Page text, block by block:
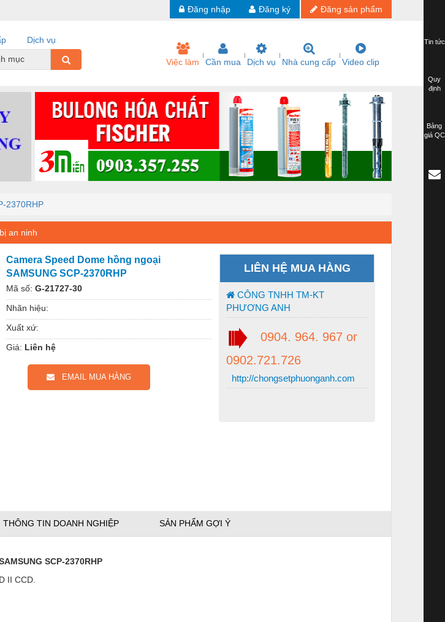
Đăng sản phẩm
Đăng ký
Đăng nhập
Dịch vụ
mục
Việc làm Cần mua Dịch vụ Nhà cung cấp Video clip
2370RHP
an ninh
Camera Speed Dome hồng ngoại
SAMSUNG SCP-2370RHP
Mã số: G-21727-30
Nhãn hiệu:
Xuất xứ:
Giá: Liên hệ
EMAIL MUA HÀNG
LIÊN HỆ MUA HÀNG
CÔNG TNHH TM-KT
PHƯƠNG ANH
0904. 964. 967 or
0902.721.726
http://chongsetphuonganh.com
THÔNG TIN DOANH NGHIỆP SẢN PHẨM GỢI Ý
SCP-2370RHP
II CCD.
Tin tức
Quy
định
Bảng
giá QC